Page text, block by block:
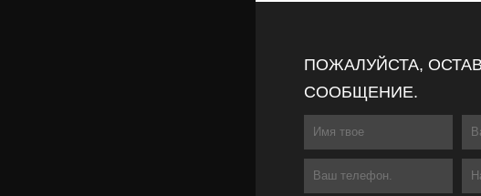
ПОЖАЛУЙСТА,
СООБЩЕНИЕ.